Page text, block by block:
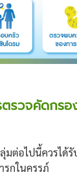
รวจคัดกรอ
มต่อไปนี้ควรได้รั
รกในครรภ์